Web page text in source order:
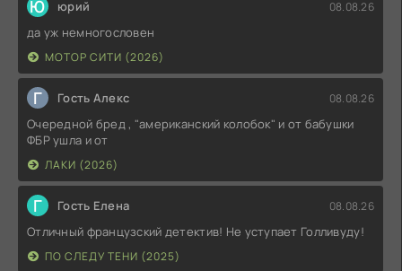
Ю юрий 08.08.26
да уж немногословен
МОТОР СИТИ (2026)
Г Гость Алекс 08.08.26
Очередной бред , "американский колобок" и от бабушки
ФБР ушла и от
ЛАКИ (2026)
Г Гость Елена 08.08.26
Отличный французский детектив! Не уступает Голливуду!
ПО СЛЕДУ ТЕНИ (2025)